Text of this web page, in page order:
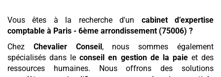
Vous êtes à la recherche d'un cabinet d’expertise
comptable à Paris - 6ème arrondissement (75006) ?
Chez Chevalier Conseil, nous sommes également
spécialisés dans leconseil en gestion de la paieet des
ressources humaines. Nous offrons des solutions